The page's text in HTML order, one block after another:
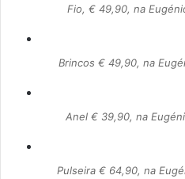
Fio, € 49,90, na
Brincos € 49,90, na
Anel € 39,90, na
Pulseira € 64,90, na